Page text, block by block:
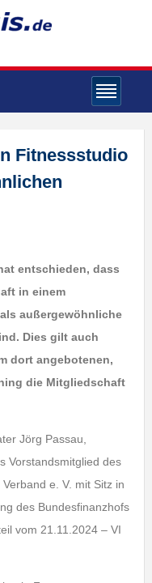
Fitnessstudio
entschieden, dass
in einem
außergewöhnliche
Dies gilt auch
dort angebotenen,
die Mitgliedschaft
Jörg Passau,
Vorstandsmitglied des
e. V. mit Sitz in
des Bundesfinanzhofs
vom 21.11.2024 – VI